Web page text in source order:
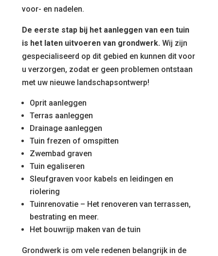
voor- en nadelen.
De eerste stap bij het aanleggen van een tuin
is het laten uitvoeren van grondwerk.Wij zijn
gespecialiseerd op dit gebied en kunnen dit voor
u verzorgen, zodat er geen problemen ontstaan
met uw nieuwe landschapsontwerp!
Oprit aanleggen
Terras aanleggen
Drainage aanleggen
Tuin frezen of omspitten
Zwembad graven
Tuin egaliseren
Sleufgraven voor kabels en leidingen en
riolering
Tuinrenovatie – Het renoveren van terrassen,
bestrating en meer.
Het bouwrijp maken van de tuin
Grondwerk is om vele redenen belangrijk in de